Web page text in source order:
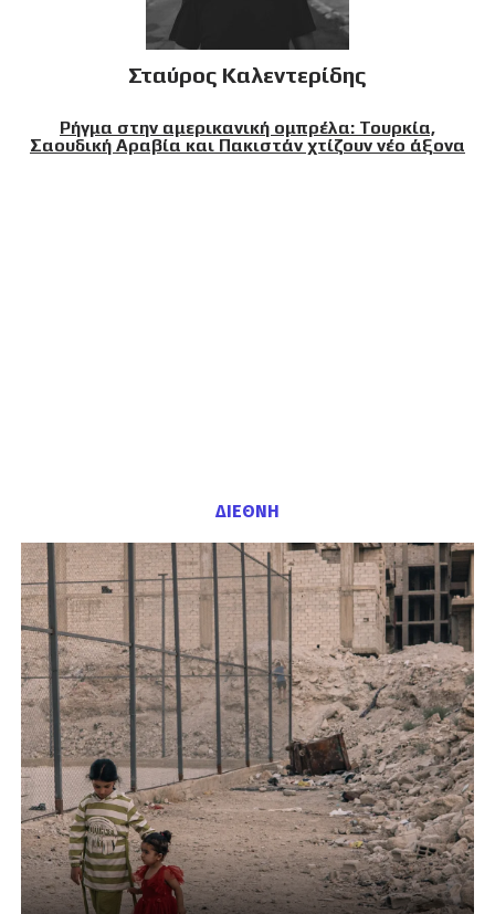
Σταύρος Καλεντερίδης
Ρήγμα στην αμερικανική ομπρέλα: Τουρκία,
Σαουδική Αραβία και Πακιστάν χτίζουν νέο άξονα
ΔΙΕΘΝΗ